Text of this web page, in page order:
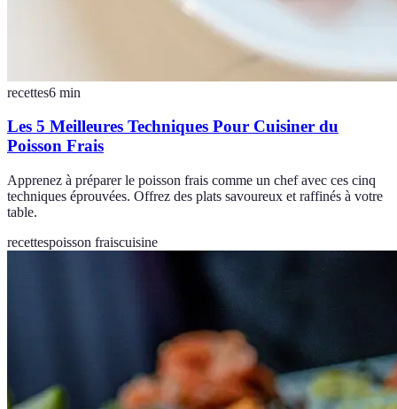
recettes6 min
Les 5 Meilleures Techniques Pour Cuisiner du
Poisson Frais
Apprenez à préparer le poisson frais comme un chef avec ces cinq
techniques éprouvées. Offrez des plats savoureux et raffinés à votre
table.
recettespoisson fraiscuisine